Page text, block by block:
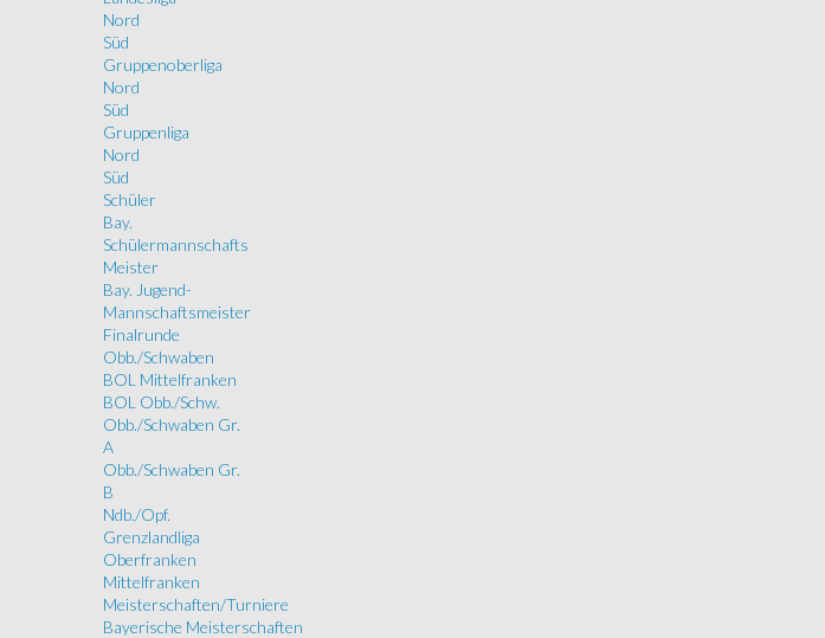
Nord
Süd
Gruppenoberliga
Nord
Süd
Gruppenliga
Nord
Süd
Schüler
Bay.
Schülermannschafts
Meister
Bay. Jugend-
Mannschaftsmeister
Finalrunde
Obb./Schwaben
BOL Mittelfranken
BOL Obb./Schw.
Obb./Schwaben Gr.
A
Obb./Schwaben Gr.
B
Ndb./Opf.
Grenzlandliga
Oberfranken
Mittelfranken
Meisterschaften/Turniere
Bayerische Meisterschaften